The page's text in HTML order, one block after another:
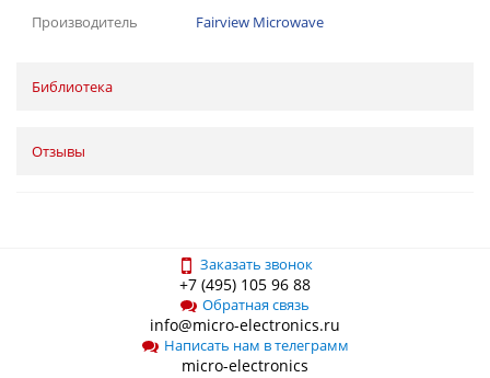
Производитель
Fairview Microwave
Библиотека
Отзывы
Заказать звонок
+7 (495) 105 96 88
Обратная связь
info@micro-electronics.ru
Написать нам в телеграмм
micro-electronics